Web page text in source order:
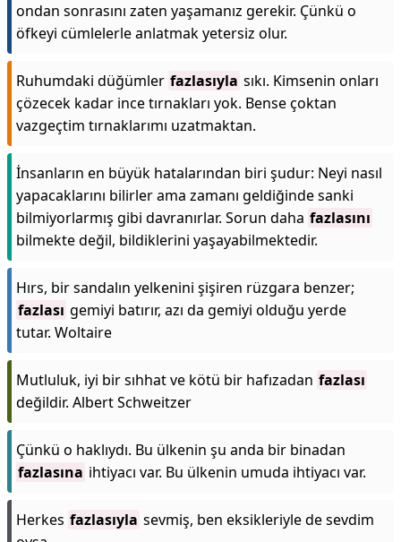
ondan sonrasını zaten yaşamanız gerekir. Çünkü o
öfkeyi cümlelerle anlatmak yetersiz olur.
Ruhumdaki düğümler fazlasıyla sıkı. Kimsenin onları
çözecek kadar ince tırnakları yok. Bense çoktan
vazgeçtim tırnaklarımı uzatmaktan.
İnsanların en büyük hatalarından biri şudur: Neyi nasıl
yapacaklarını bilirler ama zamanı geldiğinde sanki
bilmiyorlarmış gibi davranırlar. Sorun daha fazlasını
bilmekte değil, bildiklerini yaşayabilmektedir.
Hırs, bir sandalın yelkenini şişiren rüzgara benzer;
fazlası gemiyi batırır, azı da gemiyi olduğu yerde
tutar. Woltaire
Mutluluk, iyi bir sıhhat ve kötü bir hafızadan fazlası
değildir. Albert Schweitzer
Çünkü o haklıydı. Bu ülkenin şu anda bir binadan
fazlasına ihtiyacı var. Bu ülkenin umuda ihtiyacı var.
Herkes fazlasıyla sevmiş, ben eksikleriyle de sevdim